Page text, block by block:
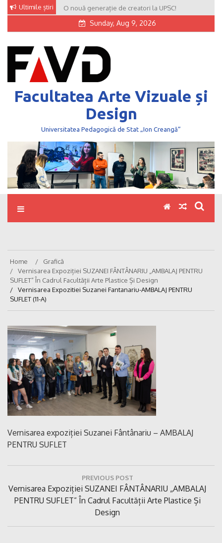
Skip
content
Ultimile știri O nouă generație de creatori la UPSC!
Sunday, Aug 9, 2026
Facultatea Arte Vizuale și
Design
Universitatea Pedagogică de Stat „Ion Creangă”
Home
Grafică
Vernisarea Expoziției SUZANEI FÂNTÂNARIU „AMBALAJ PENTRU
SUFLET” În Cadrul Facultății Arte Plastice Și Design
Vernisarea Expozitiei Suzanei Fantanariu-AMBALAJ PENTRU
SUFLET (11-A)
Vernisarea expoziției Suzanei Fântânariu – AMBALAJ
PENTRU SUFLET
articole
PREVIOUS POST
Previous
Post:
Vernisarea Expoziției SUZANEI FÂNTÂNARIU „AMBALAJ
PENTRU SUFLET” În Cadrul Facultății Arte Plastice Și
Design